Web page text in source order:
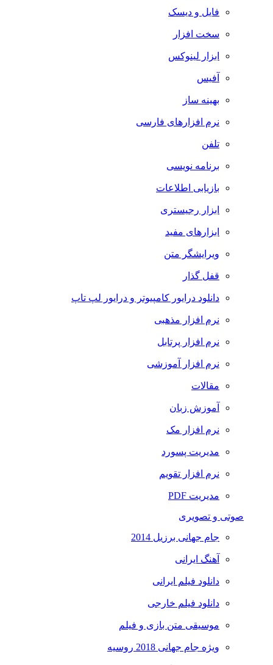
فایل و دیسک
سخت افزار
ابزار لینوکس
آفیس
بهینه ساز
نرم افزارهای فارسی
تلفن
برنامه نویسی
بازیابی اطلاعات
ابزار رجیستری
ابزارهای مفید
ویرایشگر متن
قفل گذار
دانلود درایور کامپیوتر و درایور لپ تاپ
نرم افزار مذهبی
نرم افزار پرتابل
نرم افزار آموزشی
مقالات
آموزش زبان
نرم افزار مک
مدیریت پسورد
نرم افزار تقویم
مدیریت PDF
صوتی و تصویری
جام جهانی برزیل 2014
آهنگ ایرانی
دانلود فیلم ایرانی
دانلود فیلم خارجی
موسیقی متن بازی و فیلم
ویژه جام جهانی 2018 روسیه